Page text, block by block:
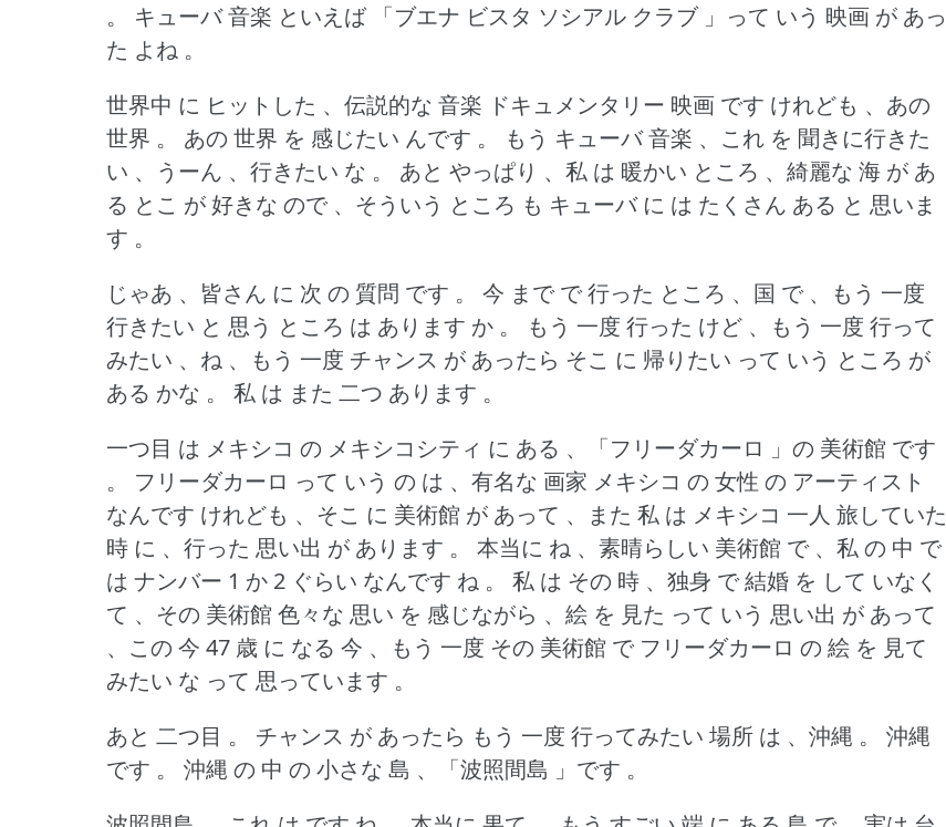
。
キューバ 音楽 といえば 「ブエナ ビスタ ソシアル クラブ 」って いう 映画 が あっ
た よね 。
世界中 に ヒットした 、伝説的な 音楽 ドキュメンタリー 映画 です けれども 、あの
世界 。
あの 世界 を 感じたい んです 。
もう キューバ 音楽 、これ を 聞きに行きた
い 、うーん 、行きたい な 。
あと やっぱり 、私 は 暖かい ところ 、綺麗な 海 が あ
る とこ が 好きな ので 、そういう ところ も キューバ に は たくさん ある と 思いま
す 。
じゃあ 、皆さん に 次 の 質問 です 。
今 まで で 行った ところ 、国 で 、もう 一度
行きたい と 思う ところ は あります か 。
もう 一度 行った けど 、もう 一度 行って
みたい 、ね 、もう 一度 チャンス が あったら そこ に 帰りたい って いう ところ が
ある かな 。
私 は また 二つ あります 。
一つ目 は メキシコ の メキシコシティ に ある 、「フリーダカーロ 」の 美術館 です
。
フリーダカーロ って いう の は 、有名な 画家 メキシコ の 女性 の アーティスト
なんです けれども 、そこ に 美術館 が あって 、また 私 は メキシコ 一人 旅していた
時 に 、行った 思い出 が あります 。
本当に ね 、素晴らしい 美術館 で 、私 の 中 で
は ナンバー 1 か 2 ぐらい なんです ね 。
私 は その 時 、独身 で 結婚 を して いなく
て 、その 美術館 色々な 思い を 感じながら 、絵 を 見た って いう 思い出 が あって
、この 今 47 歳 に なる 今 、もう 一度 その 美術館 で フリーダカーロ の 絵 を 見て
みたい な って 思っています 。
あと 二つ目 。
チャンス が あったら もう 一度 行ってみたい 場所 は 、沖縄 。
沖縄
です 。
沖縄 の 中 の 小さな 島 、「波照間島 」です 。